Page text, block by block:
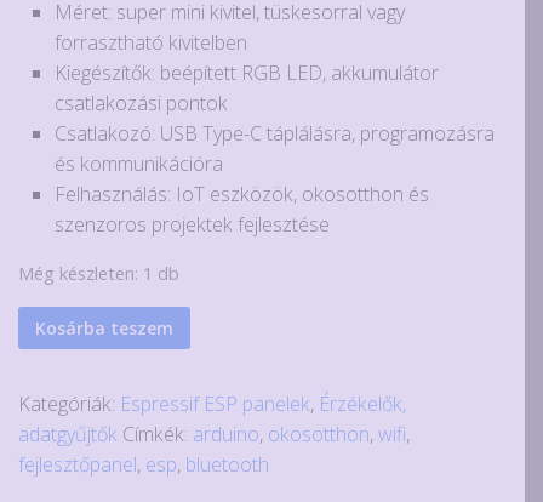
Méret: super mini kivitel, tüskesorral vagy
forrasztható kivitelben
Kiegészítők: beépített RGB LED, akkumulátor
csatlakozási pontok
Csatlakozó: USB Type-C táplálásra, programozásra
és kommunikációra
Felhasználás: IoT eszközök, okosotthon és
szenzoros projektek fejlesztése
Még készleten: 1 db
ESP32-
C6
mini
fejlesztőpanel
WiFi6,
Kosárba teszem
Kategóriák: Espressif ESP panelek, Érzékelők,
adatgyűjtők Címkék: arduino, okosotthon,wifi,
fejlesztőpanel, esp, bluetooth